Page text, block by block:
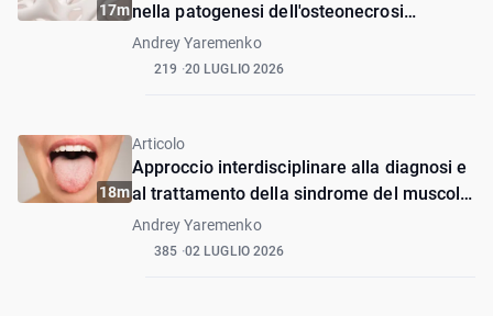
17mnella patogenesi dell'osteonecrosi
associata ai bifosfonati
Andrey Yaremenko
219 20 LUGLIO 2026
18m
Articolo
Approccio interdisciplinare alla diagnosi e
al trattamento della sindrome del muscolo
stiloglosso. Prima esperienza
Andrey Yaremenko
385 02 LUGLIO 2026